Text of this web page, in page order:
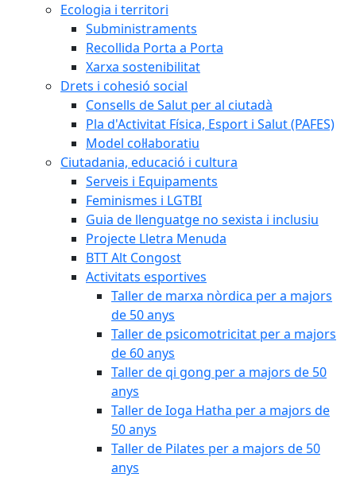
Ecologia i territori
Subministraments
Recollida Porta a Porta
Xarxa sostenibilitat
Drets i cohesió social
Consells de Salut per al ciutadà
Pla d'Activitat Física, Esport i Salut (PAFES)
Model col·laboratiu
Ciutadania, educació i cultura
Serveis i Equipaments
Feminismes i LGTBI
Guia de llenguatge no sexista i inclusiu
Projecte Lletra Menuda
BTT Alt Congost
Activitats esportives
Taller de marxa nòrdica per a majors
de 50 anys
Taller de psicomotricitat per a majors
de 60 anys
Taller de qi gong per a majors de 50
anys
Taller de Ioga Hatha per a majors de
50 anys
Taller de Pilates per a majors de 50
anys